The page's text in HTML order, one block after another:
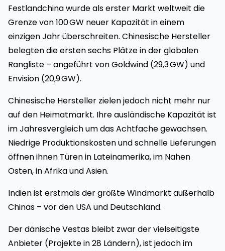
Festlandchina wurde als erster Markt weltweit die
Grenze von 100 GW neuer Kapazität in einem
einzigen Jahr überschreiten. Chinesische Hersteller
belegten die ersten sechs Plätze in der globalen
Rangliste – angeführt von Goldwind (29,3 GW) und
Envision (20,9 GW).
Chinesische Hersteller zielen jedoch nicht mehr nur
auf den Heimatmarkt. Ihre ausländische Kapazität ist
im Jahresvergleich um das Achtfache gewachsen.
Niedrige Produktionskosten und schnelle Lieferungen
öffnen ihnen Türen in Lateinamerika, im Nahen
Osten, in Afrika und Asien.
Indien ist erstmals der größte Windmarkt außerhalb
Chinas – vor den USA und Deutschland.
Der dänische Vestas bleibt zwar der vielseitigste
Anbieter (Projekte in 28 Ländern), ist jedoch im